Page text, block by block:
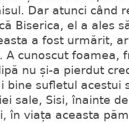
Dar atunci când
Biserica, el a ales
a fost urmărit,
A cunoscut foamea,
nu și-a pierdut
bine sufletul acestui
sale, Sisi, înainte
în viața aceasta